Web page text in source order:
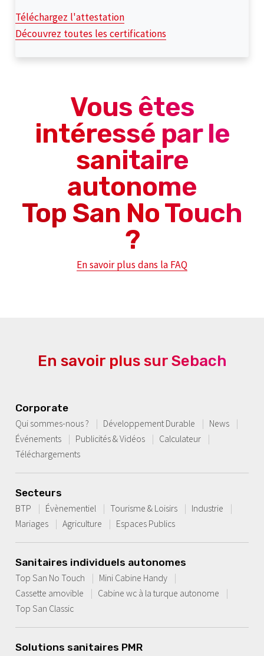
Téléchargez l'attestation
Découvrez toutes les certifications
Vous êtes
intéressé par le
sanitaire
autonome
Top San No Touch
?
En savoir plus dans la FAQ
En savoir plus sur Sebach
Corporate
Qui sommes-nous ?
Développement Durable
News
Événements
Publicités & Vidéos
Calculateur
Téléchargements
Secteurs
BTP
Évènementiel Tourisme & Loisirs
Industrie
Mariages
Agriculture Espaces Publics
Sanitaires individuels autonomes
Top San No Touch
Mini Cabine Handy
Cassette amovible
Cabine wc à la turque autonome
Top San Classic
Solutions sanitaires PMR